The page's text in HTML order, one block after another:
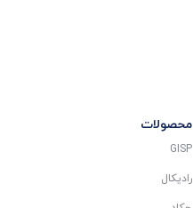
محصولات
GISP
رادیکال